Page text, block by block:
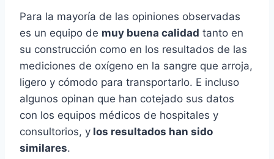
Para la mayoría de las opiniones observadas
es un equipo de muy buena calidad tanto en
su construcción como en los resultados de las
mediciones de oxígeno en la sangre que arroja,
ligero y cómodo para transportarlo. E incluso
algunos opinan que han cotejado sus datos
con los equipos médicos de hospitales y
consultorios, y los resultados han sido
similares.